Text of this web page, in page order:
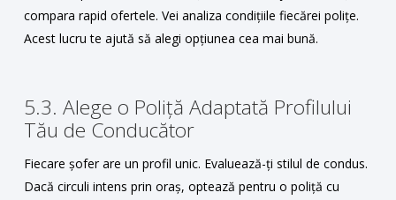
compara rapid ofertele. Vei analiza condițiile fiecărei polițe.
Acest lucru te ajută să alegi opțiunea cea mai bună.
5.3. Alege o Poliță Adaptată Profilului
Tău de Conducător
Fiecare șofer are un profil unic. Evaluează-ți stilul de condus.
Dacă circuli intens prin oraș, optează pentru o poliță cu